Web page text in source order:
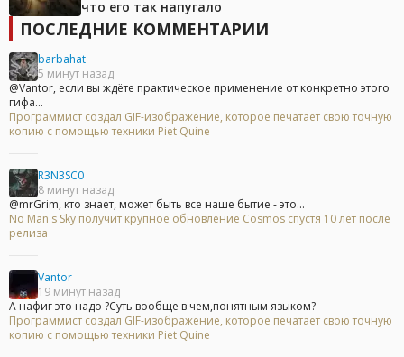
что его так напугало
ПОСЛЕДНИЕ КОММЕНТАРИИ
barbahat
5 минут назад
@Vantor, если вы ждёте практическое применение от конкретно этого
гифа...
Программист создал GIF-изображение, которое печатает свою точную
копию с помощью техники Piet Quine
R3N3SC0
8 минут назад
@mrGrim, кто знает, может быть все наше бытие - это...
No Man's Sky получит крупное обновление Cosmos спустя 10 лет после
релиза
Vantor
19 минут назад
А нафиг это надо ?Суть вообще в чем,понятным языком?
Программист создал GIF-изображение, которое печатает свою точную
копию с помощью техники Piet Quine